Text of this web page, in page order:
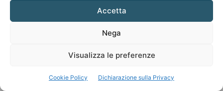
Accetta
Nega
Visualizza le preferenze
Cookie Policy Dichiarazione sulla Privacy